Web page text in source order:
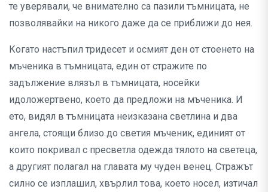
те уверявали, че внимателно са пазили тъмницата, не
позволявайки на никого даже да се приближи до нея.
Когато настъпил тридесет и осмият ден от стоенето на
мъченика в тъмницата, един от стражите по
задължение влязъл в тъмницата, носейки
идоложертвено, което да предложи на мъченика. И
ето, видял в тъмницата неизказана светлина и два
ангела, стоящи близо до светия мъченик, единият от
които покривал с пресветла одежда тялото на светеца,
а другият полагал на главата му чуден венец. Стражът
силно се изплашил, хвърлил това, което носел, изтичал